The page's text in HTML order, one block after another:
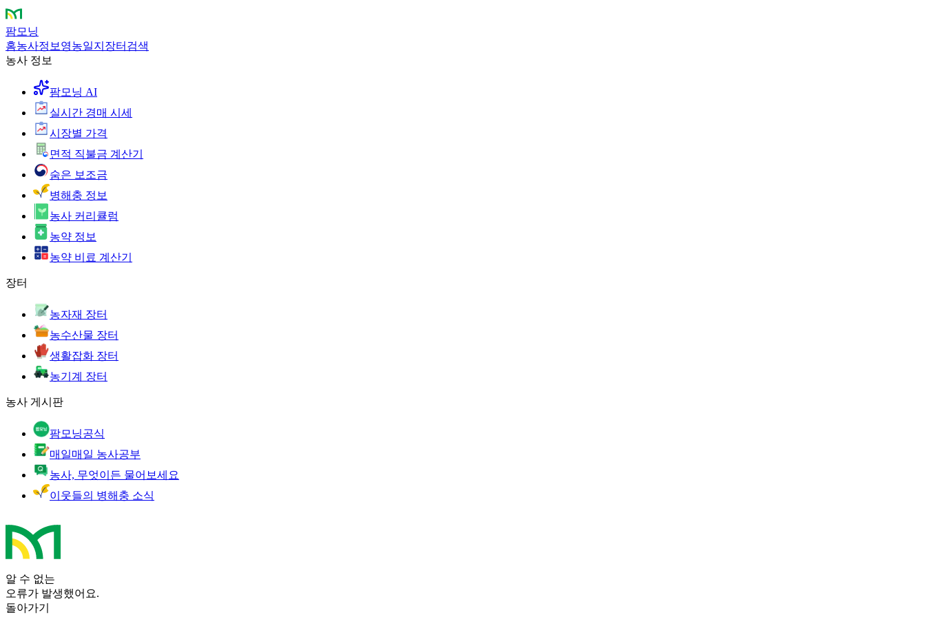
팜모닝
홈농사정보 영농일지 장터 검색
농사 정보
팜모닝 AI
실시간 경매 시세
시장별 가격
면적 직불금 계산기
숨은 보조금
병해충 정보
농사 커리큘럼
농약 정보
농약 비료 계산기
장터
농자재 장터
농수산물 장터
생활잡화 장터
농기계 장터
농사 게시판
팜모닝공식
매일매일 농사공부
농사, 무엇이든 물어보세요
이웃들의 병해충 소식
알 수 없는
오류가 발생했어요.
돌아가기